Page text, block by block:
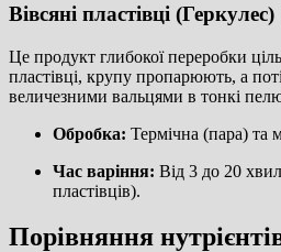
Вівсяні пластівці (Геркулес)
Це продукт глибокої переробки
пластівці, крупу пропарюють, а
величезними вальцями в тонкі
Обробка: Термічна (пара) та
Час варіння: Від 3 до 20
пластівців).
Порівняння